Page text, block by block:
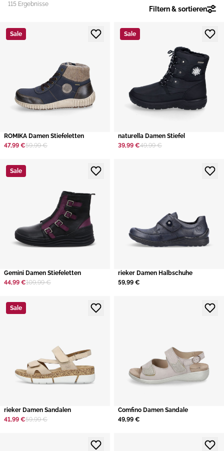
Filtern & sortieren
115 Ergebnisse
Sale
ROMIKA Damen Stiefeletten
47,99 €59,99 €
Sale
naturella Damen Stiefel
39,99 €49,99 €
Sale
Gemini Damen Stiefeletten
44,99 €109,99 €
rieker Damen Halbschuhe
59,99 €
Sale
rieker Damen Sandalen
41,99 €59,99 €
​Comfino Damen Sandale
49,99 €